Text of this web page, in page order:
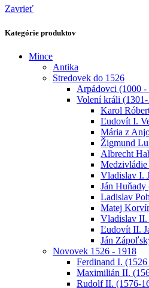
Zavrieť
Kategórie produktov
Mince
Antika
Stredovek do 1526
Arpádovci (1000 -
Volení králi
Karol
Ľudovít I.
Mária z
Žigmund
Albrecht
Vladislav I.
Ján
Ladislav
Matej
Vladislav II.
Ľudovít II.
Ján
Novovek 1526 - 1918
Ferdinand I.
Maximilián II.
Rudolf II. (1576-